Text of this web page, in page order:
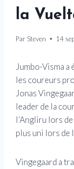
la
Par Steven 14
Jumbo-Visma
les coureurs
Jonas
leader de la
l’Angliru lors
plus uni lors de
Vingegaard a